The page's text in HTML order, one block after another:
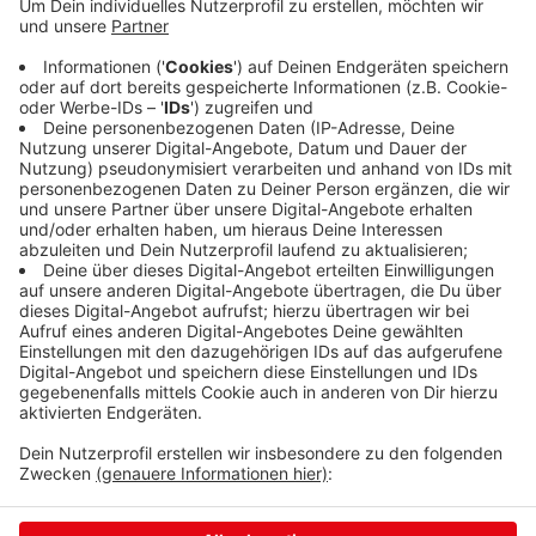
Das Finale des Fußball-Kreispokals ist vorverlegt
worden. Die Sportfreunde Siegen und der 1. FC Kaan-
Marienborn spielen am Mittwoch, 8. Juni 2022,
gegeneinander. Das ist einen Tag früher als geplant.
Das Spiel wird vom VfB Burbach im Sportpark „In der
kleinen Au“ ausgerichtet. Anstoß ist um 19 Uhr.
Anzeige
Anzeige